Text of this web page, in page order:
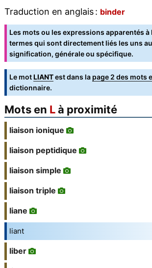
Traduction en anglais : binder
Les mots ou les expressions apparentés à
termes qui sont directement liés les uns
signification, générale ou spécifique.
Le motLIANTest dans la page 2 des mots
dictionnaire.
Mots en Là proximité
liaison ionique
liaison peptidique
liaison simple
liaison triple
liane
liant
liber